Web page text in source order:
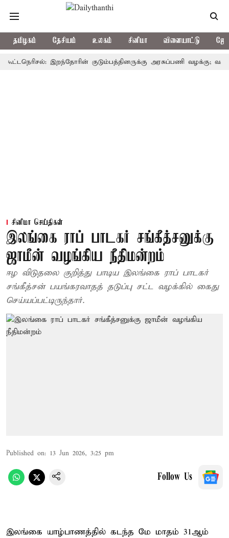
தமிழகம் தேசியம் உலகம் சினிமா விளையாட்டு
இறந்தோரின் குடும்பத்தினருக்கு அரசுப்பணி வழக்கு; வரும்
சினிமா செய்திகள்
இலங்கை ராப் பாடகர் சங்கீத்சனுக்கு
ஜாமீன் வழங்கிய நீதிமன்றம்
ஈழ விடுதலை குறித்து பாடிய இலங்கை ராப் பாடகர்
சங்கீத்சன் பயங்கரவாதத் தடுப்பு சட்ட வழக்கில் கைது
செய்யப்பட்டிருந்தார்.
Published on: 13 Jun 2026, 3:25 pm
Follow Us
இலங்கை யாழ்பாணத்தில் கடந்த மே மாதம் 31ஆம்